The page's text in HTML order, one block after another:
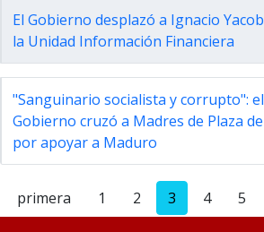
El Gobierno desplazó a Ignacio
la Unidad Información Financiera
"Sanguinario socialista y corrupto": el
Gobierno cruzó a Madres de Plaza
por apoyar a Maduro
primera 1 2 3 4 5